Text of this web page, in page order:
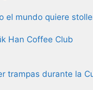
el mundo quiere
Han Coffee Club
trampas durante la